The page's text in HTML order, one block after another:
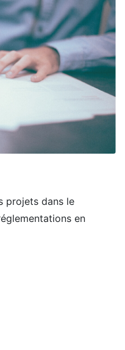
projets dans le
en